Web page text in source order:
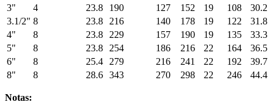
3"
4 23.8 190 127 152 19 108 30.2
3.1/2" 8 23.8 216 140 178 19 122 31.8
4"
8 23.8 229 157 190 19 135 33.3
5"
8 23.8 254 186 216 22 164 36.5
6"
8 25.4 279 216 241 22 192 39.7
8"
8 28.6 343 270 298 22 246 44.4
Notas: